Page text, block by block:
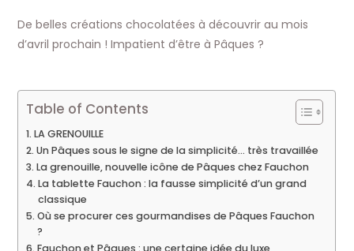
De belles créations chocolatées à découvrir au mois
d’avril prochain ! Impatient d’être à Pâques ?
Table of Contents
LA GRENOUILLE
Un Pâques sous le signe de la simplicité… très travaillée
La grenouille, nouvelle icône de Pâques chez Fauchon
La tablette Fauchon : la fausse simplicité d’un grand
classique
Où se procurer ces gourmandises de Pâques Fauchon
?
Fauchon et Pâques : une certaine idée du luxe